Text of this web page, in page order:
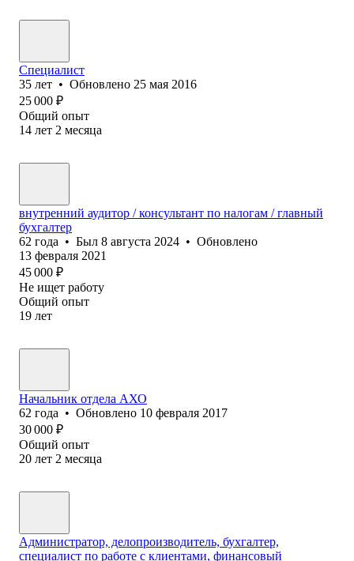
Специалист
35 лет • Обновлено 25 мая 2016
25 000 ₽
Общий опыт
14 лет 2 месяца
внутренний аудитор / консультант по налогам / главный
бухгалтер
62 года • Был 8 августа 2024 • Обновлено
13 февраля 2021
45 000 ₽
Не ищет работу
Общий опыт
19 лет
Начальник отдела АХО
62 года • Обновлено 10 февраля 2017
30 000 ₽
Общий опыт
20 лет 2 месяца
Администратор, делопроизводитель, бухгалтер,
специалист по работе с клиентами, финансовый